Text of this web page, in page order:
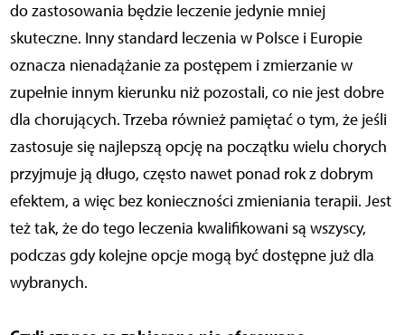
do zastosowania będzie leczenie jedynie mniej
skuteczne. Inny standard leczenia w Polsce i Europie
oznacza nienadążanie za postępem i zmierzanie w
zupełnie innym kierunku niż pozostali, co nie jest dobre
dla chorujących. Trzeba również pamiętać o tym, że jeśli
zastosuje się najlepszą opcję na początku wielu chorych
przyjmuje ją długo, często nawet ponad rok z dobrym
efektem, a więc bez konieczności zmieniania terapii. Jest
też tak, że do tego leczenia kwalifikowani są wszyscy,
podczas gdy kolejne opcje mogą być dostępne już dla
wybranych.